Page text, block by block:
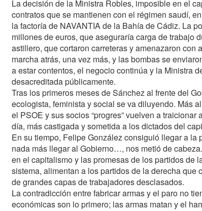
La decisión de la Ministra Robles, imposible en el
contratos que se mantienen con el régimen saudí,
la factoría de NAVANTIA de la Bahía de Cádiz. La
millones de euros, que aseguraría carga de trabajo
astillero, que cortaron carreteras y amenazaron
marcha atrás, una vez más, y las bombas se
a estar contentos, el negocio continúa y la Ministra
desacreditada públicamente.
Tras los primeros meses de Sánchez al frente del
ecologista, feminista y social se va diluyendo. Más
el PSOE y sus socios “progres” vuelven a
día, más castigada y sometida a los dictados del
En su tiempo, Felipe González consiguió llegar a la
nada más llegar al Gobierno…, nos metió de
en el capitalismo y las promesas de los partidos de
sistema, alimentan a los partidos de la derecha
de grandes capas de trabajadores desclasados.
La contradicción entre fabricar armas y el paro no
económicas son lo primero; las armas matan y el